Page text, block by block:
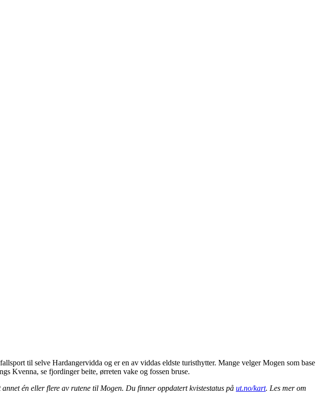
til selve Hardangervidda og er en av viddas eldste turisthytter. Mange velger Mogen som base
Kvenna, se fjordinger beite, ørreten vake og fossen bruse.
én eller flere av rutene til Mogen. Du finner oppdatert kvistestatus på ut.no/kart. Les mer om